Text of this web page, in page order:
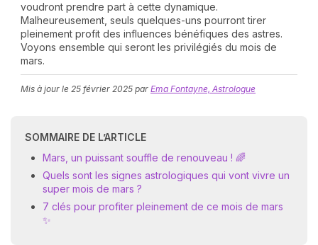
voudront prendre part à cette dynamique.
Malheureusement, seuls quelques-uns pourront tirer
pleinement profit des influences bénéfiques des astres.
Voyons ensemble qui seront les privilégiés du mois de
mars.
Mis à jour le 25 février 2025 par Ema Fontayne, Astrologue
SOMMAIRE DE L’ARTICLE
Mars, un puissant souffle de renouveau ! 🌈
Quels sont les signes astrologiques qui vont vivre un
super mois de mars ?
7 clés pour profiter pleinement de ce mois de mars
✨